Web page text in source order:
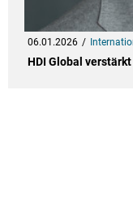
06.01.2026
HDI Global